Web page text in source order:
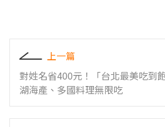
上一篇
對姓名省400元！「台北最美吃到
湖海產、多國料理無限吃